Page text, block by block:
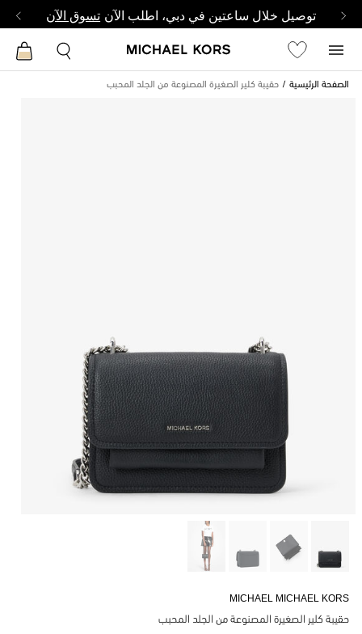
توصيل خلال ساعتين في دبي، اطلب الآن تسوق الآن
الصفحة الرئيسية حقيبة كلير الصغيرة المصنوعة من الجلد المحبب
MICHAEL MICHAEL KORS
حقيبة كلير الصغيرة المصنوعة من الجلد المحبب